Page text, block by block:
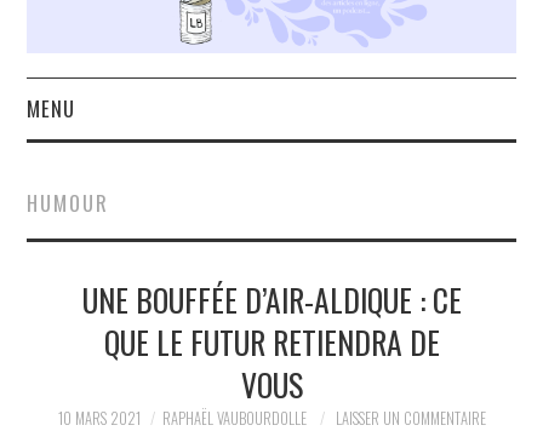
MENU
LA RÉDACTION
LE JOURNAL
HUMOUR
UNE BOUFFÉE D’AIR-ALDIQUE : CE
QUE LE FUTUR RETIENDRA DE
VOUS
10 MARS 2021 RAPHAËL VAUBOURDOLLE LAISSER UN COMMENTAIRE